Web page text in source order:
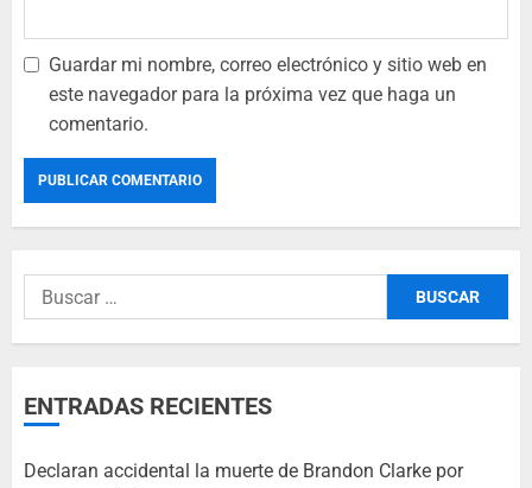
Guardar mi nombre, correo electrónico y sitio web en
este navegador para la próxima vez que haga un
comentario.
ENTRADAS RECIENTES
Declaran accidental la muerte de Brandon Clarke por